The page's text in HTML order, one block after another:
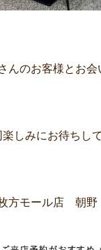
んのお客様とお会
しみにお待ちし
方モール店 朝野